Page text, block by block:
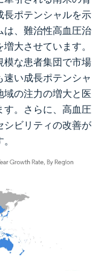
長ポテンシャルを示
は、難治性高血圧治
大させています。
模な患者集団で市場
い成長ポテンシャ
域の注力の増大と医
す。さらに、高血圧
シビリティの改善が